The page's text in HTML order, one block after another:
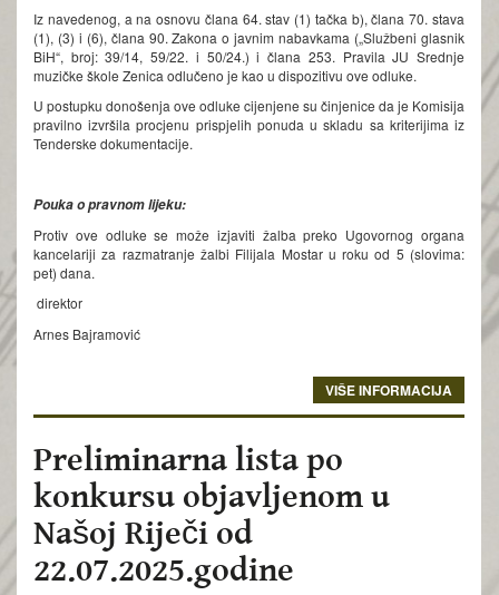
Iz navedenog, a na osnovu člana 64. stav (1) tačka b), člana 70. stava
(1), (3) i (6), člana 90. Zakona o javnim nabavkama („Službeni glasnik
BiH“, broj: 39/14, 59/22. i 50/24.) i člana 253. Pravila JU Srednje
muzičke škole Zenica odlučeno je kao u dispozitivu ove odluke.
U postupku donošenja ove odluke cijenjene su činjenice da je Komisija
pravilno izvršila procjenu prispjelih ponuda u skladu sa kriterijima iz
Tenderske dokumentacije.
Pouka o pravnom lijeku:
Protiv ove odluke se može izjaviti žalba preko Ugovornog organa
kancelariji za razmatranje žalbi Filijala Mostar u roku od 5 (slovima:
pet) dana.
direktor
Arnes Bajramović
VIŠE INFORMACIJA
Preliminarna lista po
konkursu objavljenom u
Našoj Riječi od
22.07.2025.godine